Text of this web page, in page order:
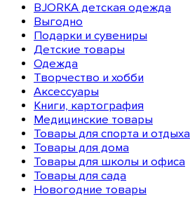
BJORKA детская одежда
Выгодно
Подарки и сувениры
Детские товары
Одежда
Творчество и хобби
Аксессуары
Книги, картография
Медицинские товары
Товары для спорта и отдыха
Товары для дома
Товары для школы и офиса
Товары для сада
Новогодние товары